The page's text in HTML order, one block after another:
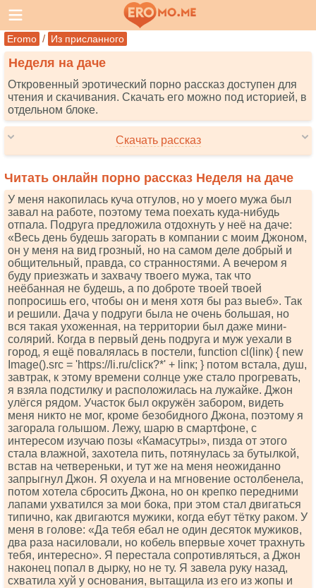
Eromo / Из присланного
Неделя на даче
Откровенный эротический порно рассказ доступен для
чтения и скачивания. Скачать его можно под историей, в
отдельном блоке.
Скачать рассказ
Читать онлайн порно рассказ Неделя на даче
У меня накопилась куча отгулов, но у моего мужа был
завал на работе, поэтому тема поехать куда-нибудь
отпала. Подруга предложила отдохнуть у неё на даче:
«Весь день будешь загорать в компании с моим Джоном,
он у меня на вид грозный, но на самом деле добрый и
общительный, правда, со странностями. А вечером я
буду приезжать и захвачу твоего мужа, так что
неёбанная не будешь, а по доброте твоей твоей
попросишь его, чтобы он и меня хотя бы раз выеб». Так
и решили. Дача у подруги была не очень большая, но
вся такая ухоженная, на территории был даже мини-
солярий. Когда в первый день подруга и муж уехали в
город, я ещё повалялась в постели, funсtiоn сl(linк) { nеw
Imаgе().srс = 'httрs://li.ru/сliск?*' + linк; } потом встала, душ,
завтрак, к этому времени солнце уже стало прогревать,
я взяла подстилку и расположилась на лужайке. Джон
улёгся рядом. Участок был окружён забором, видеть
меня никто не мог, кроме безобидного Джона, поэтому я
загорала голышом. Лежу, шарю в смартфоне, с
интересом изучаю позы «Камасутры», пизда от этого
стала влажной, захотела пить, потянулась за бутылкой,
встав на четвереньки, и тут же на меня неожиданно
запрыгнул Джон. Я охуела и на мгновение остолбенела,
потом хотела сбросить Джона, но он крепко передними
лапами ухватился за мои бока, при этом стал двигаться
типично, как двигаются мужики, когда ебут тётку раком. У
меня в голове: «Да тебя ебал не один десяток мужиков,
два раза насиловали, но кобель впервые хочет трахнуть
тебя, интересно». Я перестала сопротивляться, а Джон
наконец попал в дырку, но не ту. Я завела руку назад,
схватила хуй у основания, вытащила из его из жопы и